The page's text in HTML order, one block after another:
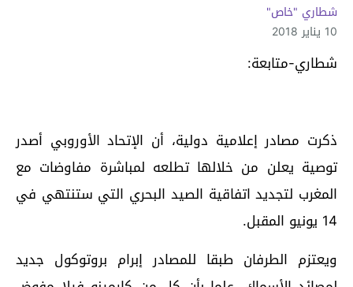
شطاري "خاص"
10 يناير 2018
شطاري-متابعة:
ذكرت مصادر إعلامية دولية، أن الإتحاد الأوروبي أصدر
توصية يعلن من خلالها تطلعه لمباشرة مفاوضات مع
المغرب لتجديد اتفاقية الصيد البحري التي ستنتهي في
14 يونيو المقبل.
ويعتزم الطرفان طبقا للمصادر إبرام بروتوكول جديد